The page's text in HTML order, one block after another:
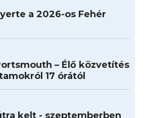
a 2026-os Fehér
– Élő közvetítés
17 órától
kelt - szeptemberben